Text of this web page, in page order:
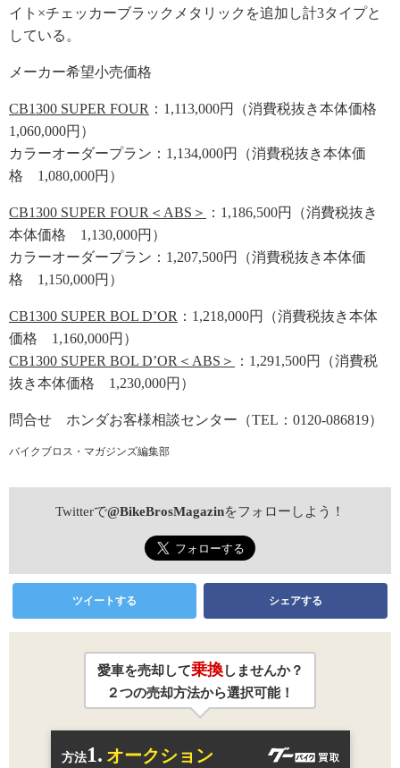
イト×チェッカーブラックメタリックを追加し計3タイプと
している。
メーカー希望小売価格
CB1300 SUPER FOUR ：1,113,000円（消費税抜き本体価格
1,060,000円）
カラーオーダープラン：1,134,000円（消費税抜き本体価
格 1,080,000円）
CB1300 SUPER FOUR＜ABS＞
：1,186,500円（消費税抜き
本体価格 1,130,000円）
カラーオーダープラン：1,207,500円（消費税抜き本体価
格 1,150,000円）
CB1300 SUPER BOL D’OR ：1,218,000円（消費税抜き本体
価格 1,160,000円）
CB1300 SUPER BOL D’OR＜ABS＞
：1,291,500円（消費税
抜き本体価格 1,230,000円）
問合せ ホンダお客様相談センター（TEL：0120-086819）
バイクブロス・マガジンズ編集部
Twitterで@BikeBrosMagazinをフォローしよう！
ツイートする シェアする
愛車を売却して乗換しませんか？
２つの売却方法から選択可能！
方法1. オークション